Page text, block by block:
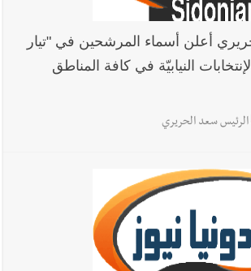
أعلن أسماء المرشحين في "تيار
النيابيّة في كافة المناطق
الرئيس سعد الحريري